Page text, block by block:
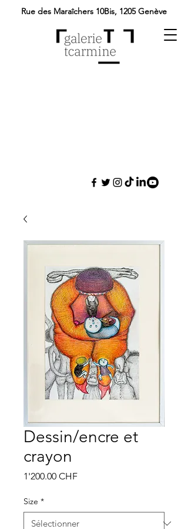
Rue des Maraîchers 10Bis, 1205 Genève
Dessin/encre et
crayon
1'200.00 CHFPrix
Size *